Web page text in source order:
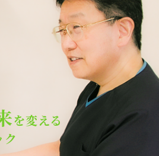
矯正治療について
当院のこだわり
費用について
クリニック案内
を変える
ク